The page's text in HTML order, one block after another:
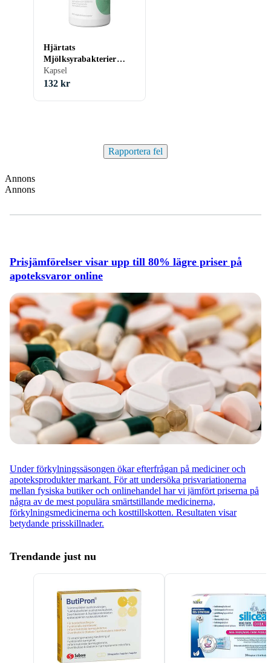
Hjärtats
Mjölksyrabakterier
Kapsel 60st
Kapsel
132 kr
Rapportera fel
Annons
Annons
Prisjämförelser visar upp till 80% lägre priser på
apoteksvaror online
Under förkylningssäsongen ökar efterfrågan på mediciner och
apoteksprodukter markant. För att undersöka prisvariationerna
mellan fysiska butiker och onlinehandel har vi jämfört priserna på
några av de mest populära smärtstillande medicinerna,
förkylningsmedicinerna och kosttillskotten. Resultaten visar
betydande prisskillnader.
Trendande just nu